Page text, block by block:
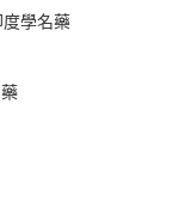
學名藥